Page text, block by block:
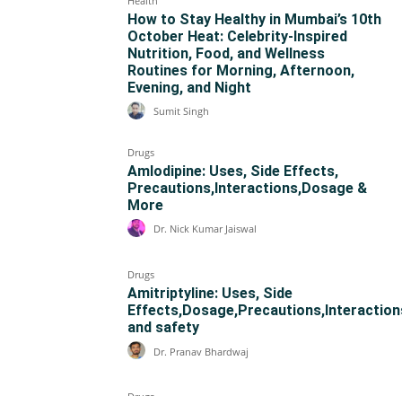
How to Stay Healthy in Mumbai’s 10th
October Heat: Celebrity-Inspired
Nutrition, Food, and Wellness
Routines for Morning, Afternoon,
Evening, and Night
Sumit Singh
Drugs
Amlodipine: Uses, Side Effects,
Precautions,Interactions,Dosage &
More
Dr. Nick Kumar Jaiswal
Drugs
Amitriptyline: Uses, Side
and safety
Dr. Pranav Bhardwaj